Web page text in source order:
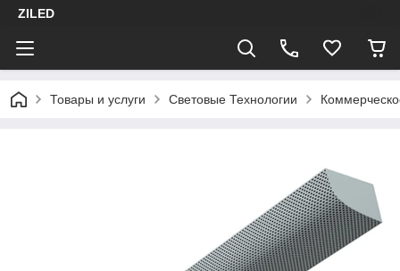
ZILED
Товары и услуги Световые Технологии